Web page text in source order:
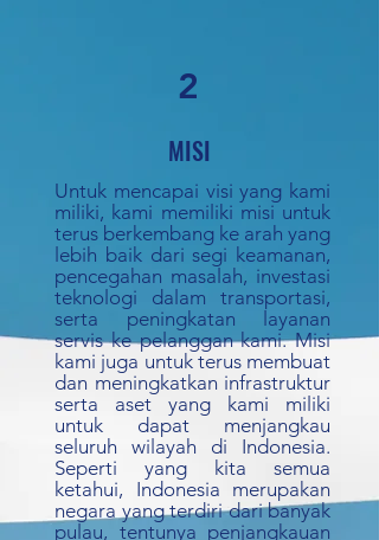
2
MISI
Untuk mencapai visi yang kami
miliki, kami memiliki misi untuk
terus berkembang ke arah yang
lebih baik dari segi keamanan,
pencegahan masalah, investasi
teknologi dalam transportasi,
serta peningkatan layanan
servis ke pelanggan kami. Misi
kami juga untuk terus membuat
dan meningkatkan infrastruktur
serta aset yang kami miliki
untuk dapat menjangkau
seluruh wilayah di Indonesia.
Seperti yang kita semua
ketahui, Indonesia merupakan
negara yang terdiri dari banyak
pulau, tentunya penjangkauan